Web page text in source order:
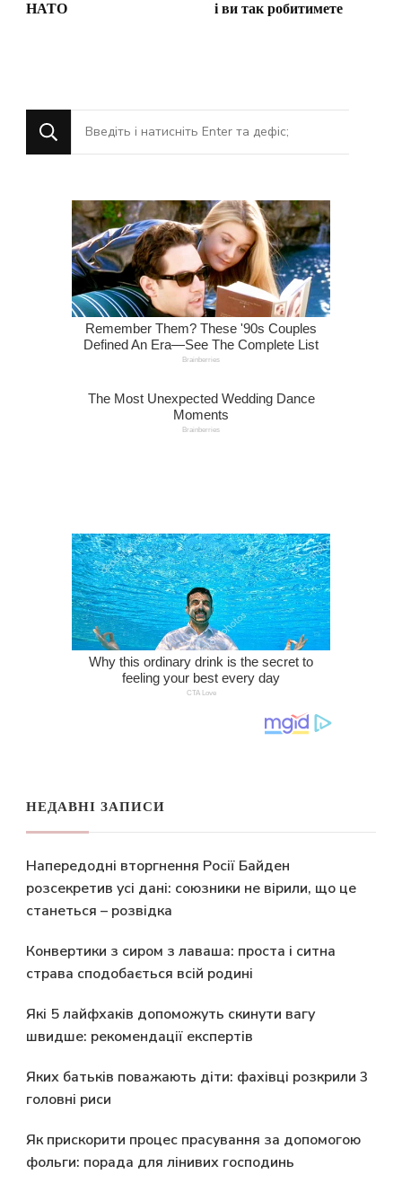
НАТО
і ви так робитимете
Шукаєте
щось?
НЕДАВНІ ЗАПИСИ
Напередодні вторгнення Росії Байден
розсекретив усі дані: союзники не вірили, що це
станеться – розвідка
Конвертики з сиром з лаваша: проста і ситна
страва сподобається всій родині
Які 5 лайфхаків допоможуть скинути вагу
швидше: рекомендації експертів
Яких батьків поважають діти: фахівці розкрили 3
головні риси
Як прискорити процес прасування за допомогою
фольги: порада для лінивих господинь